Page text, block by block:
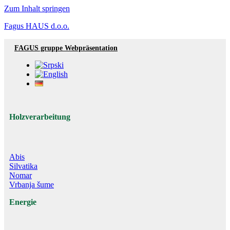
Zum Inhalt springen
Fagus HAUS d.o.o.
FAGUS gruppe Webpräsentation
Holzverarbeitung
Abis
Silvatika
Nomar
Vrbanja šume
Energie